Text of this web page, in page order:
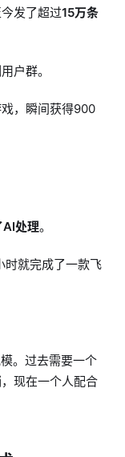
发了超过15万条
户群。
，瞬间获得900
AI处理。
时就完成了一款飞
。过去需要一个
现在一个人配合